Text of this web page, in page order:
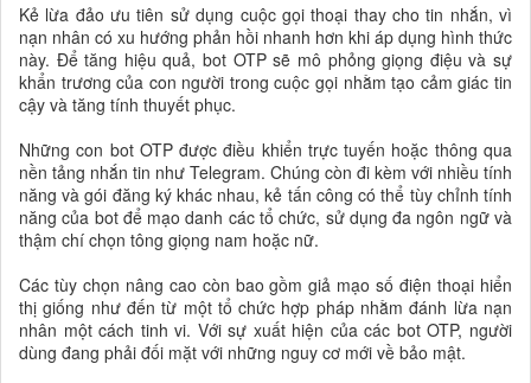
Kẻ lừa đảo ưu tiên sử dụng cuộc gọi thoại thay cho tin nhắn, vì
nạn nhân có xu hướng phản hồi nhanh hơn khi áp dụng hình thức
này. Để tăng hiệu quả, bot OTP sẽ mô phỏng giọng điệu và sự
khẩn trương của con người trong cuộc gọi nhằm tạo cảm giác tin
cậy và tăng tính thuyết phục.
Những con bot OTP được điều khiển trực tuyến hoặc thông qua
nền tảng nhắn tin như Telegram. Chúng còn đi kèm với nhiều tính
năng và gói đăng ký khác nhau, kẻ tấn công có thể tùy chỉnh tính
năng của bot để mạo danh các tổ chức, sử dụng đa ngôn ngữ và
thậm chí chọn tông giọng nam hoặc nữ.
Các tùy chọn nâng cao còn bao gồm giả mạo số điện thoại hiển
thị giống như đến từ một tổ chức hợp pháp nhằm đánh lừa nạn
nhân một cách tinh vi. Với sự xuất hiện của các bot OTP, người
dùng đang phải đối mặt với những nguy cơ mới về bảo mật.